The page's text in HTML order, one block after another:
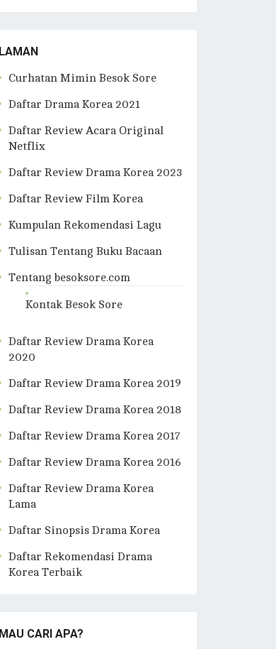
LAMAN
Curhatan Mimin Besok Sore
Daftar Drama Korea 2021
Daftar Review Acara Original
Netflix
Daftar Review Drama Korea 2023
Daftar Review Film Korea
Kumpulan Rekomendasi Lagu
Tulisan Tentang Buku Bacaan
Tentang besoksore.com
Kontak Besok Sore
Daftar Review Drama Korea
2020
Daftar Review Drama Korea 2019
Daftar Review Drama Korea 2018
Daftar Review Drama Korea 2017
Daftar Review Drama Korea 2016
Daftar Review Drama Korea
Lama
Daftar Sinopsis Drama Korea
Daftar Rekomendasi Drama
Korea Terbaik
MAU CARI APA?